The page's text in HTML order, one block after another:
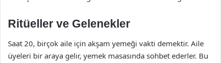
Ritüeller ve Gelenekler
Saat 20, birçok aile için akşam yemeği vakti demektir. Aile
üyeleri bir araya gelir, yemek masasında sohbet ederler. Bu